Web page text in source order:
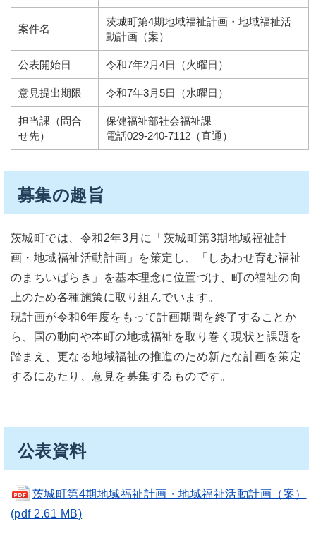
案件名
茨城町第4期地域福祉計画・地域福祉活
動計画（案）
公表開始日 令和7年2月4日（火曜日）
意見提出期限 令和7年3月5日（水曜日）
担当課（問合
せ先）
保健福祉部社会福祉課
電話029-240-7112（直通）
募集の趣旨
茨城町では、令和2年3月に「茨城町第3期地域福祉計
画・地域福祉活動計画」を策定し、「しあわせ育む福祉
のまちいばらき」を基本理念に位置づけ、町の福祉の向
上のため各種施策に取り組んでいます。
現計画が令和6年度をもって計画期間を終了することか
ら、国の動向や本町の地域福祉を取り巻く現状と課題を
踏まえ、更なる地域福祉の推進のため新たな計画を策定
するにあたり、意見を募集するものです。
公表資料
茨城町第4期地域福祉計画・地域福祉活動計画（案）
(pdf 2.61 MB)